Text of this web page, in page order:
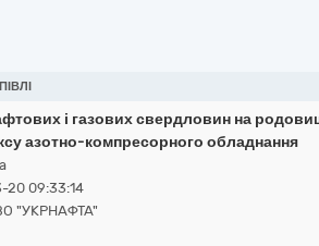
і газових свердловин на
азотно-компресорного обладнання
20 09:33:14
"УКPНAФТА"